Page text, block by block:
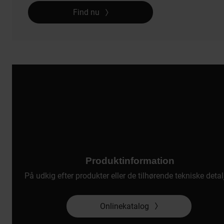
Find nu
Produktinformation
På udkig efter produkter eller de tilhørende tekniske
Onlinekatalog